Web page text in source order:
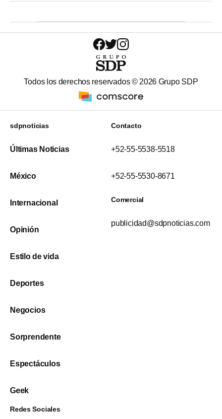
Todos los derechos reservados © 2026 Grupo SDP
sdpnoticias
Últimas Noticias
México
Internacional
Opinión
Estilo de vida
Deportes
Negocios
Sorprendente
Espectáculos
Geek
Contacto
+52-55-5538-5518
+52-55-5530-8671
Comercial
publicidad@sdpnoticias.com
Redes Sociales